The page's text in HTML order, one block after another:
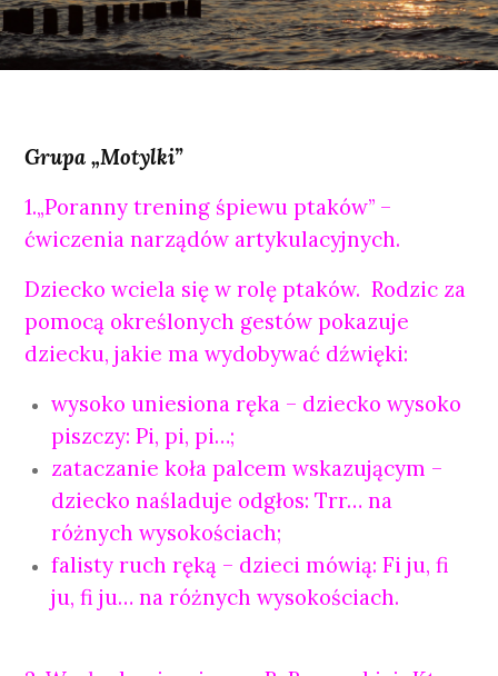
Grupa „Motylki”
1.„Poranny trening śpiewu ptaków” –
ćwiczenia narządów artykulacyjnych.
Dziecko wciela się w rolę ptaków. Rodzic za
pomocą określonych gestów pokazuje
dziecku, jakie ma wydobywać dźwięki:
wysoko uniesiona ręka – dziecko wysoko
piszczy: Pi, pi, pi…;
zataczanie koła palcem wskazującym –
dziecko naśladuje odgłos: Trr… na
różnych wysokościach;
falisty ruch ręką – dzieci mówią: Fi ju, fi
ju, fi ju… na różnych wysokościach.